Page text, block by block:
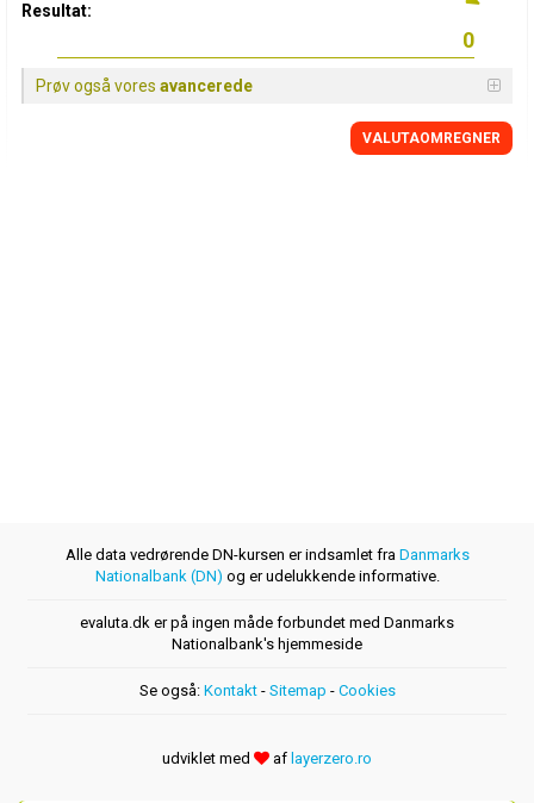
Resultat:
Prøv også vores avancerede
VALUTAOMREGNER
Alle data vedrørende DN-kursen er indsamlet fra Danmarks
Nationalbank (DN) og er udelukkende informative.
evaluta.dk er på ingen måde forbundet med Danmarks
Nationalbank's hjemmeside
Se også: Kontakt- Sitemap - Cookies
udviklet med af layerzero.ro